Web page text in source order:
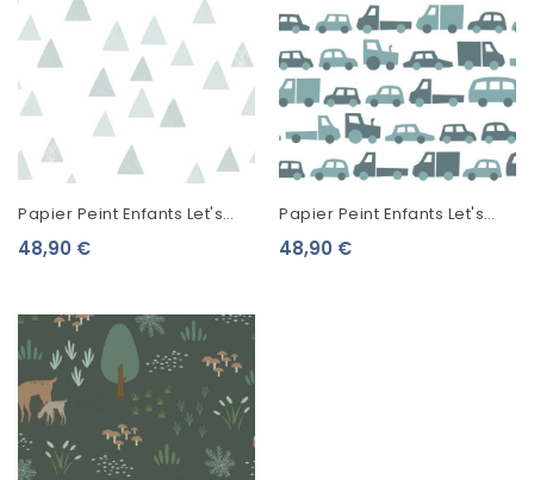
Papier Peint Enfants Let's
Play! Esta Home Triangles
48,90 €
Papier Peint Enfants Let's
Play! Esta Home Voitures
48,90 €